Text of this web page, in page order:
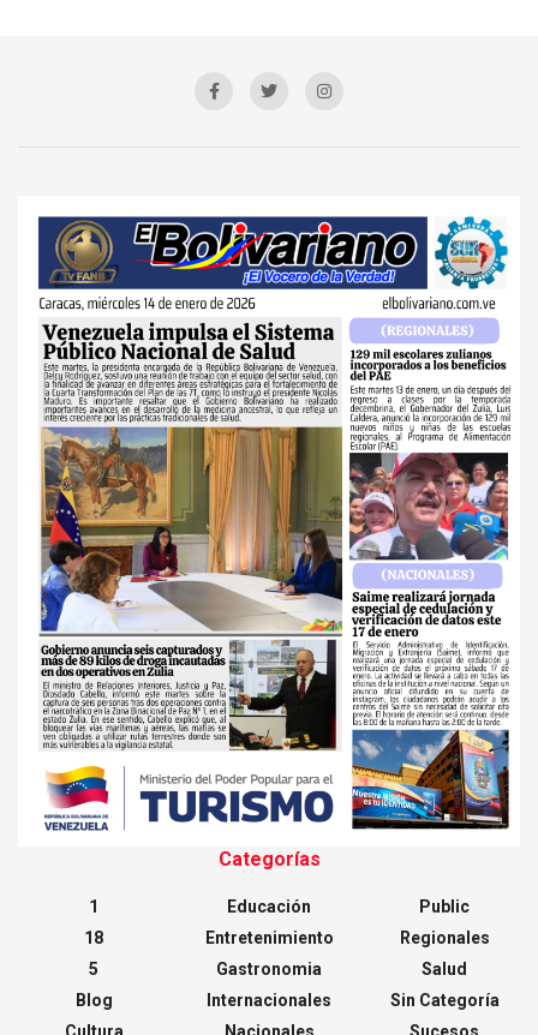
Categorías
1
18
5
Blog
Cultura
Educación
Entretenimiento
Gastronomia
Internacionales
Nacionales
Public
Regionales
Salud
Sin Categoría
Sucesos